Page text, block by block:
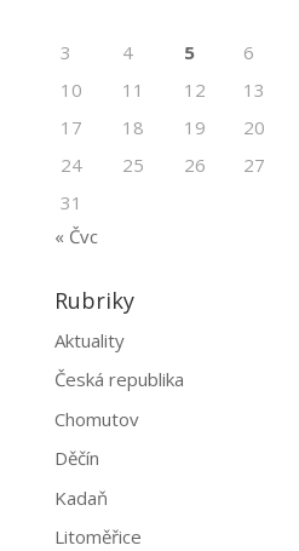
3
4 5 6
10
11 12 13
17
18 19 20
24
25 26 27
31
« Čvc
Rubriky
Aktuality
Česká republika
Chomutov
Děčín
Kadaň
Litoměřice